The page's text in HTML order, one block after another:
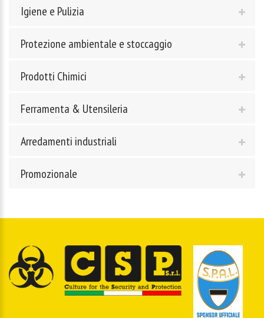
Igiene e Pulizia
Protezione ambientale e stoccaggio
Prodotti Chimici
Ferramenta & Utensileria
Arredamenti industriali
Promozionale